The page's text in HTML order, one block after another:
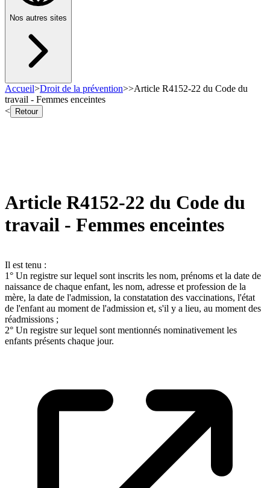
Nos autres sites
Accueil>Droit de la prévention>>Article R4152-22 du Code du
travail - Femmes enceintes
<
Retour
Article R4152-22 du Code du
travail - Femmes enceintes
Il est tenu :
1° Un registre sur lequel sont inscrits les nom, prénoms et la date de
naissance de chaque enfant, les nom, adresse et profession de la
mère, la date de l'admission, la constatation des vaccinations, l'état
de l'enfant au moment de l'admission et, s'il y a lieu, au moment des
réadmissions ;
2° Un registre sur lequel sont mentionnés nominativement les
enfants présents chaque jour.